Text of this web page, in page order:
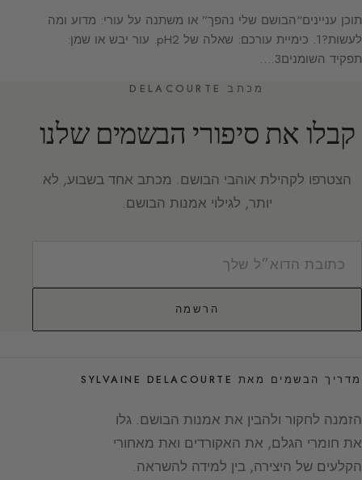
תוכן עניינים“הבושם שלי נהפך” או משתנה על עורי: מדוע ומה
לעשות?1. כימיית עורכם: שאלה של pH2. עור יבש או שמן:
תפקיד השומנים3.…
מכתב DELACOURTE
קבלו את סיפורי הבשמים שלנו
הצטרפו לקהילת אוהבי הבושם. מכתב אחד בשבוע, לא
יותר, לגילוי אמנות הבושם.
הרשמה
מדריך הבשמים מאת SYLVAINE DELACOURTE
הזמנה לחקור ולהבין את אמנות הבושם. גלו
את חומרי הגלם, את האקורדים ואת מאחורי
הקלעים של היצירה, בין למידה להשראה.